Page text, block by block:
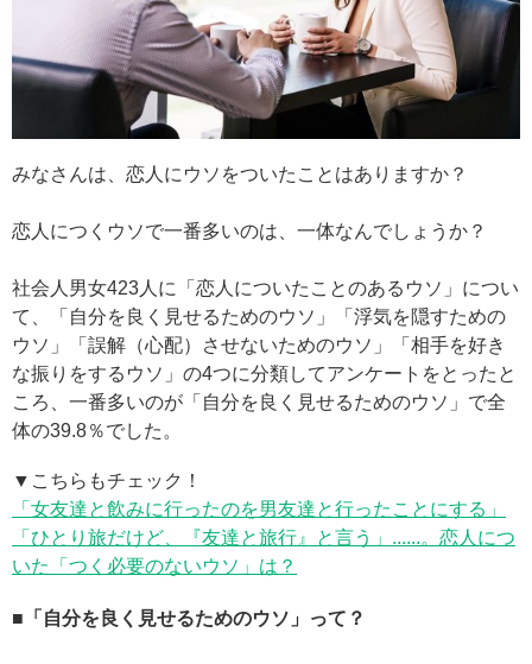
みなさんは、恋人にウソをついたことはありますか？
恋人につくウソで一番多いのは、一体なんでしょうか？
社会人男女423人に「恋人についたことのあるウソ」につい
て、「自分を良く見せるためのウソ」「浮気を隠すための
ウソ」「誤解（心配）させないためのウソ」「相手を好き
な振りをするウソ」の4つに分類してアンケートをとったと
ころ、一番多いのが「自分を良く見せるためのウソ」で全
体の39.8％でした。
▼こちらもチェック！
「女友達と飲みに行ったのを男友達と行ったことにする」
「ひとり旅だけど、『友達と旅行』と言う」......。恋人につ
いた「つく必要のないウソ」は？
■「自分を良く見せるためのウソ」って？